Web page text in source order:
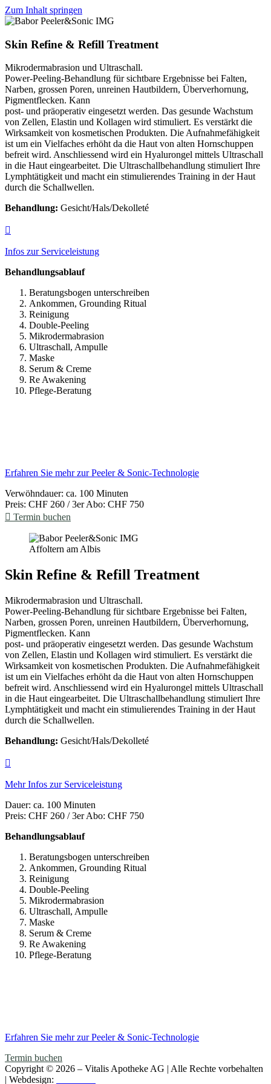
Zum Inhalt springen
Skin Refine & Refill Treatment
Mikrodermabrasion und Ultraschall.
Power-Peeling-Behandlung für sichtbare Ergebnisse bei Falten,
Narben, grossen Poren, unreinen Hautbildern, Überverhornung,
Pigmentflecken. Kann
post- und präoperativ eingesetzt werden. Das gesunde Wachstum
von Zellen, Elastin und Kollagen wird stimuliert. Es verstärkt die
Wirksamkeit von kosmetischen Produkten. Die Aufnahmefähigkeit
ist um ein Vielfaches erhöht da die Haut von alten Hornschuppen
befreit wird. Anschliessend wird ein Hyalurongel mittels Ultraschall
in die Haut eingearbeitet. Die Ultraschallbehandlung stimuliert Ihre
Lymphtätigkeit und macht ein stimulierendes Training in der Haut
durch die Schallwellen.
Behandlung: Gesicht/Hals/Dekolleté
Infos zur Serviceleistung
Behandlungsablauf
Beratungsbogen unterschreiben
Ankommen, Grounding Ritual
Reinigung
Double-Peeling
Mikrodermabrasion
Ultraschall, Ampulle
Maske
Serum & Creme
Re Awakening
Pflege-Beratung
Erfahren Sie mehr zur Peeler & Sonic-Technologie
Verwöhndauer: ca. 100 Minuten
Preis: CHF 260 / 3er Abo: CHF 750
Termin buchen
Affoltern am Albis
Skin Refine & Refill Treatment
Mikrodermabrasion und Ultraschall.
Power-Peeling-Behandlung für sichtbare Ergebnisse bei Falten,
Narben, grossen Poren, unreinen Hautbildern, Überverhornung,
Pigmentflecken. Kann
post- und präoperativ eingesetzt werden. Das gesunde Wachstum
von Zellen, Elastin und Kollagen wird stimuliert. Es verstärkt die
Wirksamkeit von kosmetischen Produkten. Die Aufnahmefähigkeit
ist um ein Vielfaches erhöht da die Haut von alten Hornschuppen
befreit wird. Anschliessend wird ein Hyalurongel mittels Ultraschall
in die Haut eingearbeitet. Die Ultraschallbehandlung stimuliert Ihre
Lymphtätigkeit und macht ein stimulierendes Training in der Haut
durch die Schallwellen.
Behandlung: Gesicht/Hals/Dekolleté
Mehr Infos zur Serviceleistung
Dauer: ca. 100 Minuten
Preis: CHF 260 / 3er Abo: CHF 750
Behandlungsablauf
Beratungsbogen unterschreiben
Ankommen, Grounding Ritual
Reinigung
Double-Peeling
Mikrodermabrasion
Ultraschall, Ampulle
Maske
Serum & Creme
Re Awakening
Pflege-Beratung
Erfahren Sie mehr zur Peeler & Sonic-Technologie
Termin buchen
Copyright © 2026 – Vitalis Apotheke AG | Alle Rechte vorbehalten
| Webdesign: